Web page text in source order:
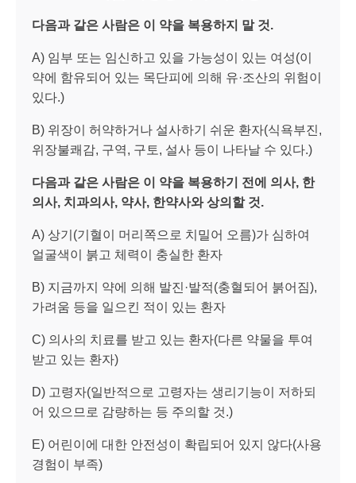
다음과 같은 사람은 이 약을 복용하지 말 것.
A) 임부 또는 임신하고 있을 가능성이 있는 여성(이
약에 함유되어 있는 목단피에 의해 유·조산의 위험이
있다.)
B) 위장이 허약하거나 설사하기 쉬운 환자(식욕부진,
위장불쾌감, 구역, 구토, 설사 등이 나타날 수 있다.)
다음과 같은 사람은 이 약을 복용하기 전에 의사, 한
의사, 치과의사, 약사, 한약사와 상의할 것.
A) 상기(기혈이 머리쪽으로 치밀어 오름)가 심하여
얼굴색이 붉고 체력이 충실한 환자
B) 지금까지 약에 의해 발진·발적(충혈되어 붉어짐),
가려움 등을 일으킨 적이 있는 환자
C) 의사의 치료를 받고 있는 환자(다른 약물을 투여
받고 있는 환자)
D) 고령자(일반적으로 고령자는 생리기능이 저하되
어 있으므로 감량하는 등 주의할 것.)
E) 어린이에 대한 안전성이 확립되어 있지 않다(사용
경험이 부족)